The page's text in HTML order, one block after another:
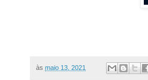
às maio 13, 2021